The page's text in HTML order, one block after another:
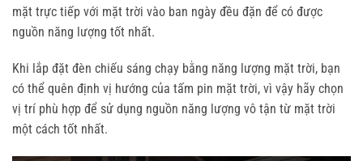
mặt trực tiếp với mặt trời vào ban ngày đều đặn để có được
nguồn năng lượng tốt nhất.
Khi lắp đặt đèn chiếu sáng chạy bằng năng lượng mặt trời, bạn
có thể quên định vị hướng của tấm pin mặt trời, vì vậy hãy chọn
vị trí phù hợp để sử dụng nguồn năng lượng vô tận từ mặt trời
một cách tốt nhất.